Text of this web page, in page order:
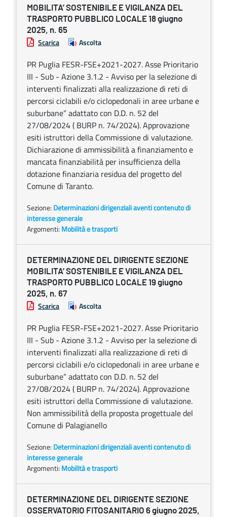
MOBILITA’ SOSTENIBILE E VIGILANZA DEL
TRASPORTO PUBBLICO LOCALE 18 giugno
2025, n. 65
Scarica Ascolta
PR Puglia FESR-FSE+2021-2027. Asse Prioritario
III - Sub - Azione 3.1.2 - Avviso per la selezione di
interventi finalizzati alla realizzazione di reti di
percorsi ciclabili e/o ciclopedonali in aree urbane e
suburbane” adattato con D.D. n. 52 del
27/08/2024 ( BURP n. 74/2024). Approvazione
esiti istruttori della Commissione di valutazione.
Dichiarazione di ammissibilità a finanziamento e
mancata finanziabilità per insufficienza della
dotazione finanziaria residua del progetto del
Comune di Taranto.
Sezione: Determinazioni dirigenziali aventi contenuto di
interesse generale
Argomenti: Mobilità e trasporti
DETERMINAZIONE DEL DIRIGENTE SEZIONE
MOBILITA’ SOSTENIBILE E VIGILANZA DEL
TRASPORTO PUBBLICO LOCALE 19 giugno
2025, n. 67
Scarica Ascolta
PR Puglia FESR-FSE+2021-2027. Asse Prioritario
III - Sub - Azione 3.1.2 - Avviso per la selezione di
interventi finalizzati alla realizzazione di reti di
percorsi ciclabili e/o ciclopedonali in aree urbane e
suburbane” adattato con D.D. n. 52 del
27/08/2024 ( BURP n. 74/2024). Approvazione
esiti istruttori della Commissione di valutazione.
Non ammissibilità della proposta progettuale del
Comune di Palagianello
Sezione: Determinazioni dirigenziali aventi contenuto di
interesse generale
Argomenti: Mobilità e trasporti
DETERMINAZIONE DEL DIRIGENTE SEZIONE
OSSERVATORIO FITOSANITARIO 6 giugno 2025,